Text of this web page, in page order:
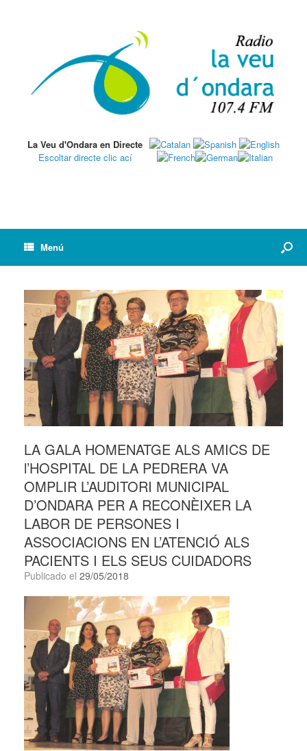
La Veu d'Ondara en Directe
Escoltar directe clic ací
Menú
LA GALA HOMENATGE ALS AMICS DE
l’HOSPITAL DE LA PEDRERA VA
OMPLIR L’AUDITORI MUNICIPAL
D’ONDARA PER A RECONÈIXER LA
LABOR DE PERSONES I
ASSOCIACIONS EN L’ATENCIÓ ALS
PACIENTS I ELS SEUS CUIDADORS
Publicado el 29/05/2018